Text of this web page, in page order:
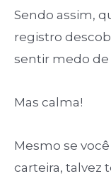
Sendo assim,
registro
sentir medo
Mas calma!
Mesmo se
carteira, talvez